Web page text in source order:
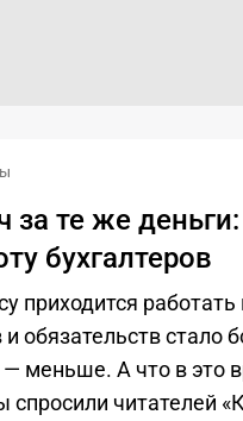
за те же
бухгалтеров
приходится
и обязательств стало
— меньше. А что в это
читателей